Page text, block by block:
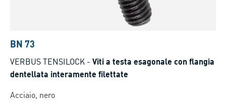
BN 73
VERBUS TENSILOCK - Viti a testa esagonale con flangia
dentellata interamente filettate
Acciaio, nero